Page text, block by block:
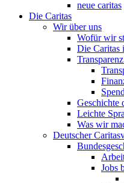
neue caritas
Die Caritas
Wir über uns
Wofür wir
Die Caritas
Geschichte
Leichte
Was wir
Deutscher
Jobs